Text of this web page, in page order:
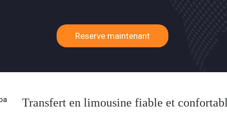
vraiment guidés avec les joyaux cachés de la ville avec un
Reserve maintenant
Transfert en limousine fiable et